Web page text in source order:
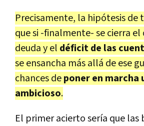
Precisamente, la hipótesis de
que si -finalmente- se cierra
deuda y el déficit de las
se ensancha más allá de ese
chances deponer en marcha
ambicioso.
El primer acierto sería que las